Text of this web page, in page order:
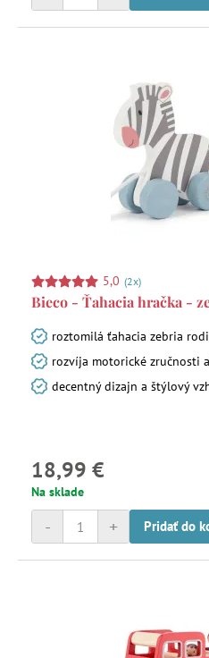
5,0 (2x)
Bieco - Ťahacia hračka -
roztomilá ťahacia zebria
rozvíja motorické zručnosti
decentný dizajn a štýlový
18,99 €
Na sklade
+
- Pridať do